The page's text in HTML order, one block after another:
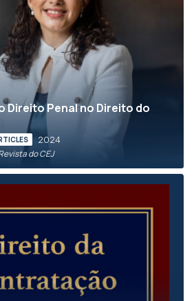
Direito Penal no Direito do
2024
do CEJ